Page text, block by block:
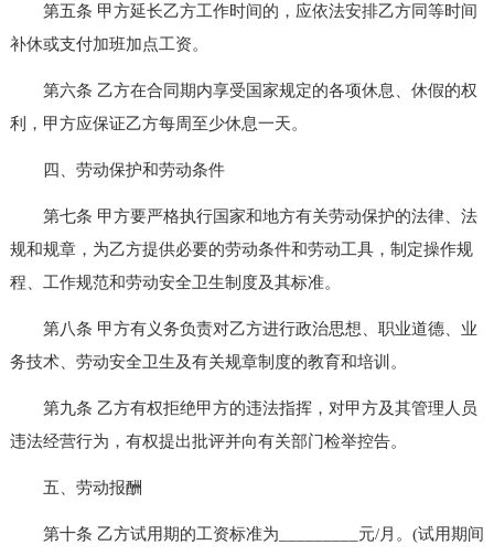
第五条 甲方延长乙方工作时间的，应依法安排乙方同等时间
补休或支付加班加点工资。
第六条 乙方在合同期内享受国家规定的各项休息、休假的权
利，甲方应保证乙方每周至少休息一天。
四、劳动保护和劳动条件
第七条 甲方要严格执行国家和地方有关劳动保护的法律、法
规和规章，为乙方提供必要的劳动条件和劳动工具，制定操作规
程、工作规范和劳动安全卫生制度及其标准。
第八条 甲方有义务负责对乙方进行政治思想、职业道德、业
务技术、劳动安全卫生及有关规章制度的教育和培训。
第九条 乙方有权拒绝甲方的违法指挥，对甲方及其管理人员
违法经营行为，有权提出批评并向有关部门检举控告。
五、劳动报酬
第十条 乙方试用期的工资标准为_________元/月。(试用期间